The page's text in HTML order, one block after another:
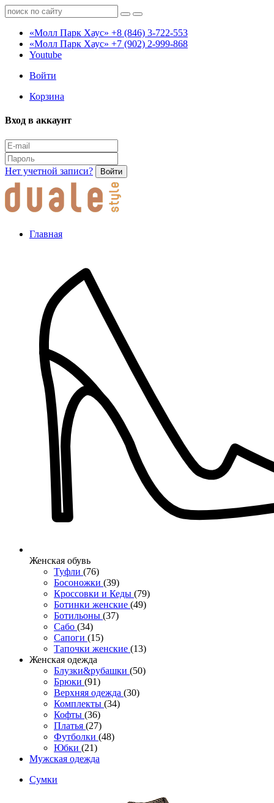
«Молл Парк Хаус» +8 (846) 3-722-553
«Молл Парк Хаус» +7 (902) 2-999-868
Youtube
Войти
Корзина
Вход в аккаунт
Нет учетной записи? Войти
Главная
Женcкая обувь
Туфли (76)
Босоножки (39)
Кроссовки и Кеды (79)
Ботинки женские (49)
Ботильоны (37)
Сабо (34)
Сапоги (15)
Тапочки женские (13)
Женская одежда
Блузки&рубашки (50)
Брюки (91)
Верхняя одежда (30)
Комплекты (34)
Кофты (36)
Платья (27)
Футболки (48)
Юбки (21)
Мужская одежда
Сумки